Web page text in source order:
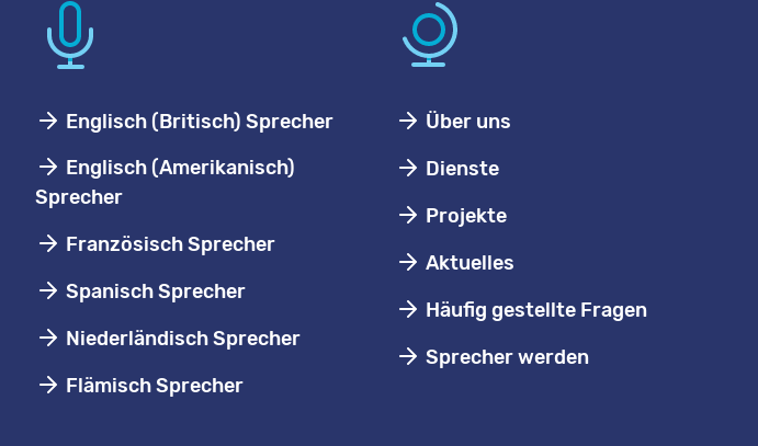
Englisch (Britisch) Sprecher
Englisch (Amerikanisch)
Sprecher
Französisch Sprecher
Spanisch Sprecher
Niederländisch Sprecher
Flämisch Sprecher
Über uns
Dienste
Projekte
Aktuelles
Häufig gestellte Fragen
Sprecher werden